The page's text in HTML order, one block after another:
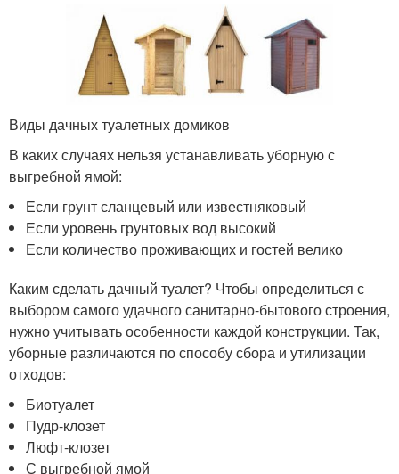
Виды дачных туалетных домиков
В каких случаях нельзя устанавливать уборную с
выгребной ямой:
Если грунт сланцевый или известняковый
Если уровень грунтовых вод высокий
Если количество проживающих и гостей велико
Каким сделать дачный туалет? Чтобы определиться с
выбором самого удачного санитарно-бытового строения,
нужно учитывать особенности каждой конструкции. Так,
уборные различаются по способу сбора и утилизации
отходов:
Биотуалет
Пудр-клозет
Люфт-клозет
С выгребной ямой